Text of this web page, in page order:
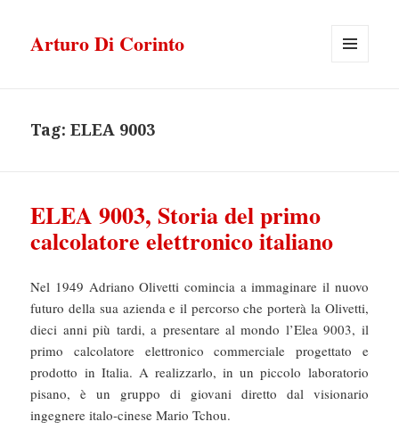
Arturo Di Corinto
Tag:ELEA 9003
ELEA 9003, Storia del primo
calcolatore elettronico italiano
Nel 1949 Adriano Olivetti comincia a immaginare il nuovo
futuro della sua azienda e il percorso che porterà la Olivetti,
dieci anni più tardi, a presentare al mondo l’Elea 9003, il
primo calcolatore elettronico commerciale progettato e
prodotto in Italia. A realizzarlo, in un piccolo laboratorio
pisano, è un gruppo di giovani diretto dal visionario
ingegnere italo-cinese Mario Tchou.